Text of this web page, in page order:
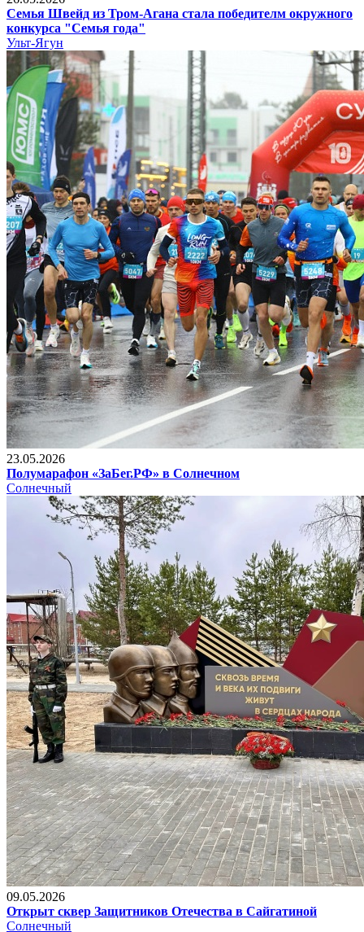
Семья Швейд из Тром-Агана стала победителм окружного
конкурса "Семья года"
Ульт-Ягун
23.05.2026
Полумарафон «ЗаБег.РФ» в Солнечном
Солнечный
09.05.2026
Открыт сквер Защитников Отечества в Сайгатиной
Солнечный